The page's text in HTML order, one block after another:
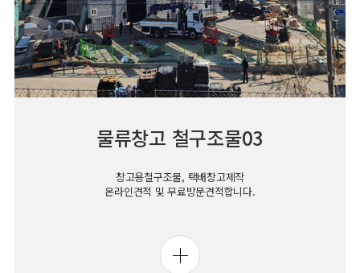
물류창고 철구조물03
창고용철구조물, 택배창고제작
온라인견적 및 무료방문견적합니다.